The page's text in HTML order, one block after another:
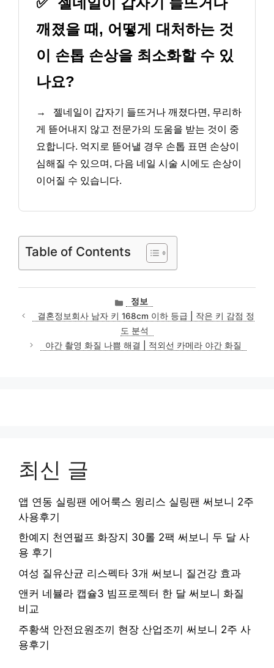
깨졌을 때, 어떻게 대처하는 것
이 손톱 손상을 최소화할 수 있
나요?
→
젤네일이 갑자기 들뜨거나 깨졌다면, 무리하
게 뜯어내지 않고 전문가의 도움을 받는 것이 중
요합니다. 억지로 뜯어낼 경우 손톱 표면 손상이
심해질 수 있으며, 다음 네일 시술 시에도 손상이
이어질 수 있습니다.
Table of Contents
카
테
고
리
정보
결혼정보회사 남자 키 168cm 이하 등급 | 작은 키 감점 정
도 분석
야간 촬영 화질 나쁨 해결 | 적외선 카메라 야간 화질
최신 글
앱 연동 실링팬 에어룩스 윙리스 실링팬 써보니 2주
사용후기
한예지 천연펄프 화장지 30롤 2팩 써보니 두 달 사
용 후기
여성 질유산균 리스펙타 3개 써보니 질건강 효과
앤커 네뷸라 캡슐3 빔프로젝터 한 달 써보니 화질
비교
주황색 안전요원조끼 현장 산업조끼 써보니 2주 사
용후기